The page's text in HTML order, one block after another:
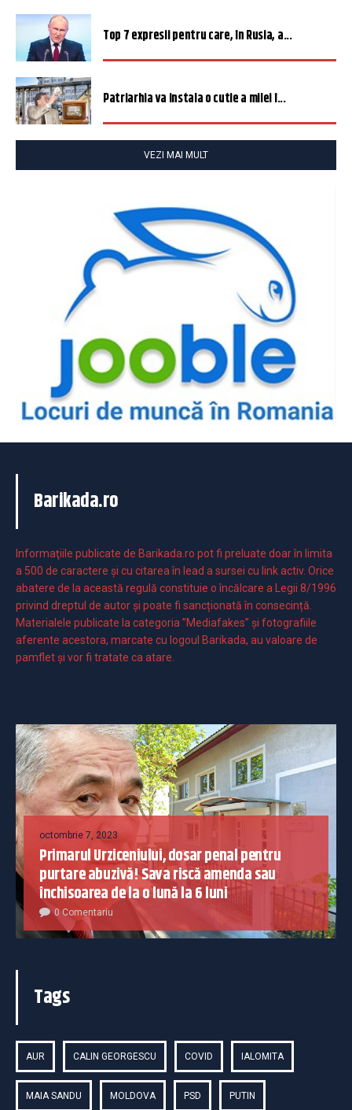
Top 7 expresii pentru care, în Rusia, a...
Patriarhia va instala o cutie a milei î...
VEZI MAI MULT
Barikada.ro
Informaţiile publicate de Barikada.ro pot fi preluate doar în limita
a 500 de caractere şi cu citarea în lead a sursei cu link activ. Orice
abatere de la această regulă constituie o încălcare a Legii 8/1996
privind dreptul de autor și poate fi sancționată în consecință.
Materialele publicate la categoria ”Mediafakes” și fotografiile
aferente acestora, marcate cu logoul Barikada, au valoare de
pamflet și vor fi tratate ca atare.
octombrie 7, 2023
Primarul Urziceniului, dosar penal pentru
purtare abuzivă! Sava riscă amenda sau
închisoarea de la o lună la 6 luni
0 Comentariu
Tags
AUR CALIN GEORGESCU COVID IALOMITA
MAIA SANDU MOLDOVA PSD PUTIN